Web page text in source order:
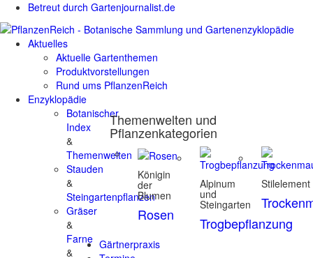
Betreut durch Gartenjournalist.de
Aktuelles
Aktuelle Gartenthemen
Produktvorstellungen
Rund ums PflanzenReich
Enzyklopädie
Botanischer
Index
&
Themenwelten
Stauden
&
Steingartenpflanzen
Gräser
&
Farne
&
Themenwelten und
Pflanzenkategorien
Königin
der
Blumen
Rosen
Alpinum
und
Steingarten
Trogbepflanzung
Stilelement
Gärtnerpraxis